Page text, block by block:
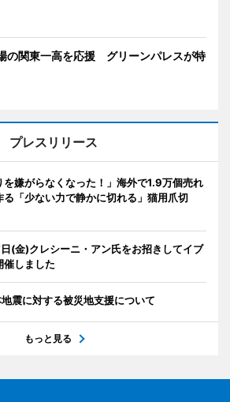
の関東一高を応援 グリーンパレスが特
プレスリリース
を嫌がらなくなった！」海外で1.9万個売れ
「少ない力で静かに切れる」猫用爪切
日(金)クレシーニ・アン氏をお招きしてイブ
催しました
震に対する被災地支援について
もっと見る